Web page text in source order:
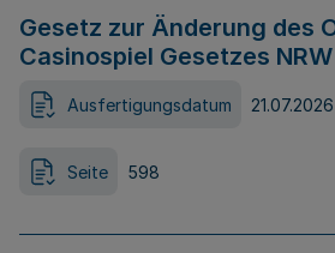
Gesetz zur Änderung des
Casinospiel Gesetzes NRW
Ausfertigungsdatum 21.07.2026
Seite 598